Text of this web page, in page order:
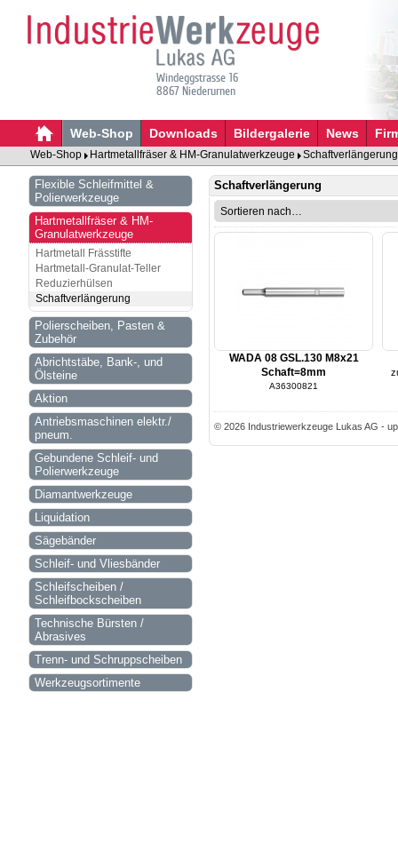
Windeggstrasse 16
8867 Niederurnen
Web-Shop Downloads Bildergalerie News
Web-Shop Hartmetallfräser & HM-Granulatwerkzeuge Schaftverlängerung
Flexible Schleifmittel &
Polierwerkzeuge
Hartmetallfräser & HM-
Granulatwerkzeuge
Hartmetall Frässtifte
Hartmetall-Granulat-Teller
Reduzierhülsen
Schaftverlängerung
Polierscheiben, Pasten &
Zubehör
Abrichtstäbe, Bank-, und
Ölsteine
Aktion
Antriebsmaschinen elektr./
pneum.
Gebundene Schleif- und
Polierwerkzeuge
Diamantwerkzeuge
Liquidation
Sägebänder
Schleif- und Vliesbänder
Schleifscheiben /
Schleifbockscheiben
Technische Bürsten /
Abrasives
Trenn- und Schruppscheiben
Werkzeugsortimente
Schaftverlängerung
WADA 08 GSL.130 M8x21
Schaft=8mm
A36300821
© 2026 Industriewerkzeuge Lukas AG -